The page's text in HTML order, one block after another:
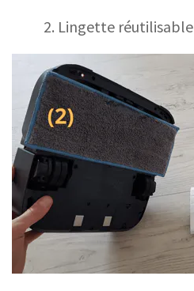
2. Lingette réutilisable